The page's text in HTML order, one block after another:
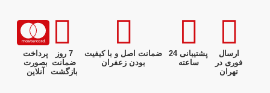
ارسال
فوری در
تهران
پشتیبانی 24
ساعته
ضمانت اصل و با کیفیت
بودن زعفران
7 روز
ضمانت
بازگشت
پرداخت
بصورت
آنلاین